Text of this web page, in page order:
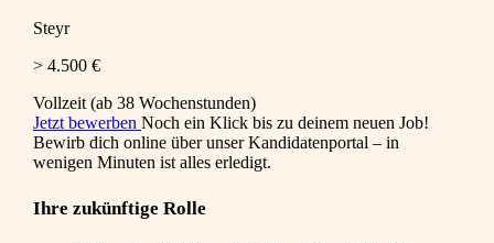
Steyr
> 4.500 €
Vollzeit (ab 38 Wochenstunden)
Jetzt bewerben Noch ein Klick bis zu deinem neuen Job!
Bewirb dich online über unser Kandidatenportal – in
wenigen Minuten ist alles erledigt.
Ihre zukünftige Rolle